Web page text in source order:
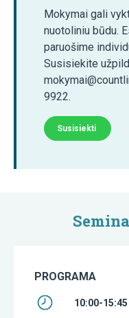
Mokymai gali
nuotoliniu būdu.
paruošime
Susisiekite
9922.
Susisiekti
PROGRAMA
10:00-15:45